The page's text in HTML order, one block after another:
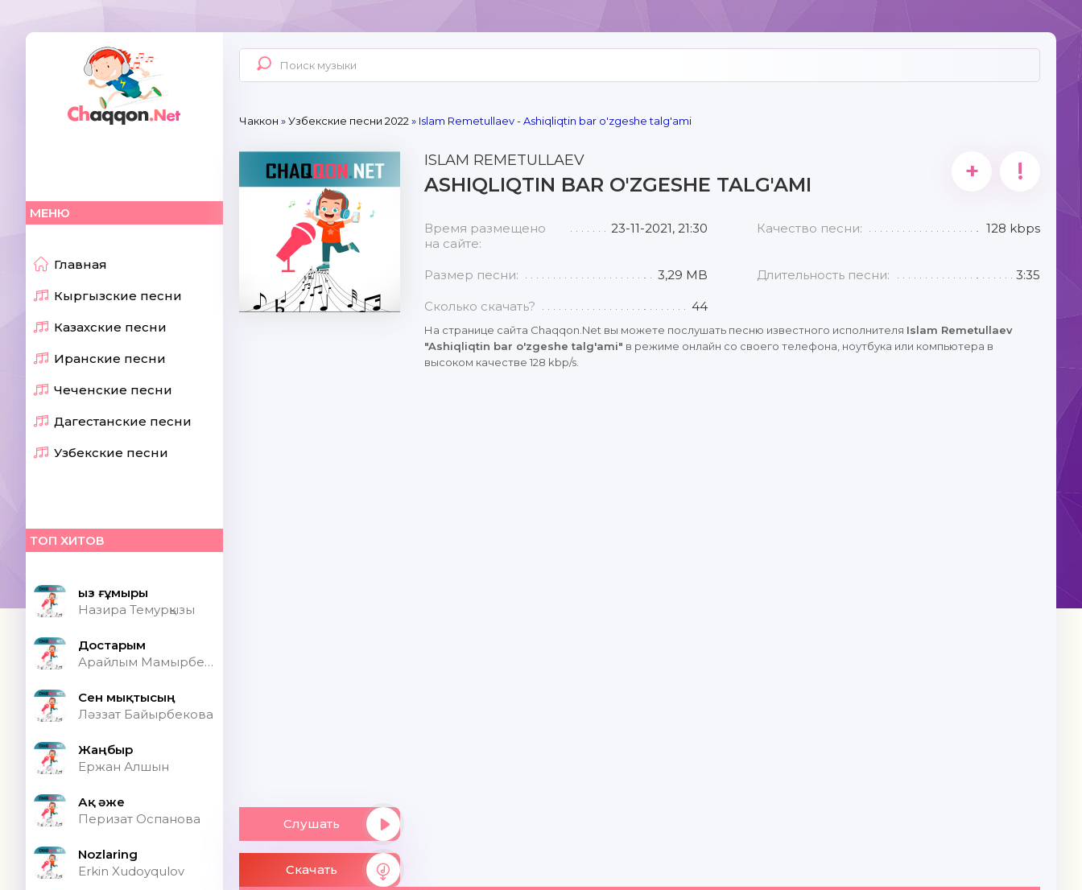
МЕНЮ
Главная
Кыргызские песни
Казахские песни
Иранские песни
Чеченские песни
Дагестанские песни
Узбекские песни
ТОП ХИТОВ
Қыз ғұмыры
Назира Темурқызы
Достарым
Арайлым Мамырбекқызы
Сен мықтысың
Ләззат Байырбекова
Жаңбыр
Ержан Алшын
Ақ әже
Перизат Оспанова
Nozlaring
Erkin Xudoyqulov
Чаккон »Узбекские песни 2022 » Islam Remetullaev - Ashiqliqtin bar o'zgeshe talg'ami
Слушать
Скачать
ISLAM REMETULLAEV
ASHIQLIQTIN BAR O'ZGESHE TALG'AMI + !
Время размещено
на сайте:
23-11-2021, 21:30 Качество песни: 128 kbps
Размер песни: 3,29 MB Длительность песни: 3:35
Сколько скачать? 44
На странице сайта Chaqqon.Net вы можете послушать песню известного исполнителя Islam Remetullaev
"Ashiqliqtin bar o'zgeshe talg'ami" в режиме онлайн со своего телефона, ноутбука или компьютера в
высоком качестве 128 kbp/s.